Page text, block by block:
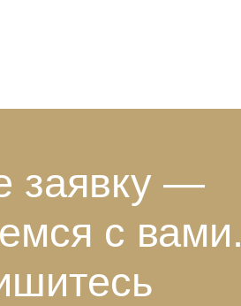
заявку —
с вами.